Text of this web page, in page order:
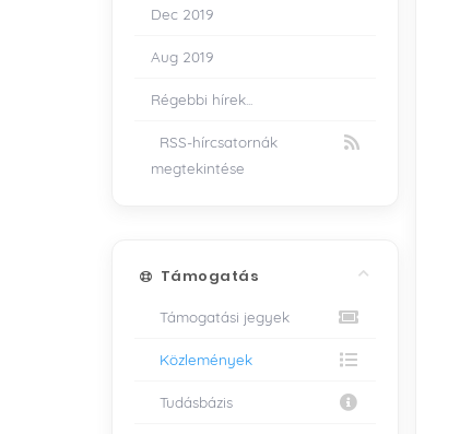
Dec 2019
Aug 2019
Régebbi hírek...
RSS-hírcsatornák
megtekintése
Támogatás
Támogatási jegyek
Közlemények
Tudásbázis